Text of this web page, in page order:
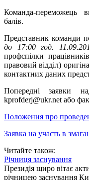
Команда-переможець
балів.
Представник команди
до 17:00 год.
профспілки
правовий відділ)
контактних даних
Попередні заявки
kprofderj@ukr.net або
Положення про
Заявка на участь в
Читайте також:
Річниця заснування
Президія щиро вітає
річницею заснування